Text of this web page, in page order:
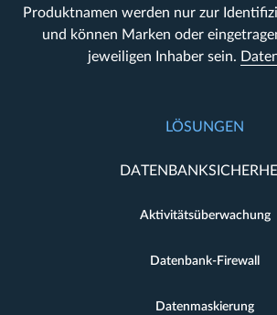
Produktnamen werden nur zur
und können Marken oder
jeweiligen Inhaber sein.
LÖSUNGEN
Aktivitätsüberwachung
Datenbank-Firewall
Datenmaskierung